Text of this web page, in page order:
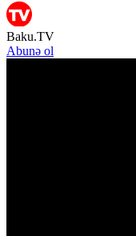
Baku.TV
Abunə ol